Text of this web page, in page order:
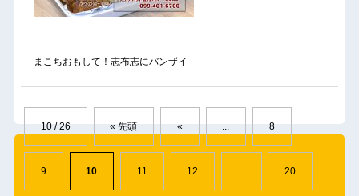
まこちおもして！志布志にバンザイ
10 / 26 « 先頭 « ... 8
9 10 11 12 ... 20